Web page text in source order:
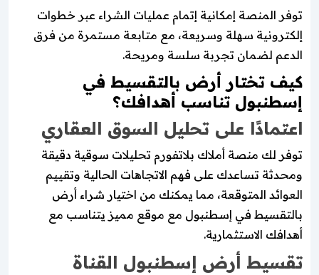
توفر المنصة إمكانية إتمام عمليات الشراء عبر خطوات
إلكترونية سهلة وسريعة، مع متابعة مستمرة من فرق
الدعم لضمان تجربة سلسة ومريحة.
كيف تختار أرض بالتقسيط في
إسطنبول تناسب أهدافك؟
اعتمادًا على تحليل السوق العقاري
توفر لك منصة أملاك بلاتفورم تحليلات سوقية دقيقة
ومحدثة تساعدك على فهم الاتجاهات الحالية وتقييم
العوائد المتوقعة، مما يمكنك من اختيار شراء أرض
بالتقسيط في إسطنبول مع موقع مميز يتناسب مع
أهدافك الاستثمارية.
تقسيط أرض إسطنبول القناة